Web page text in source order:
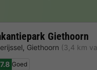
Giethoorn
, Giethoorn (3,4 km
7.8 Goed